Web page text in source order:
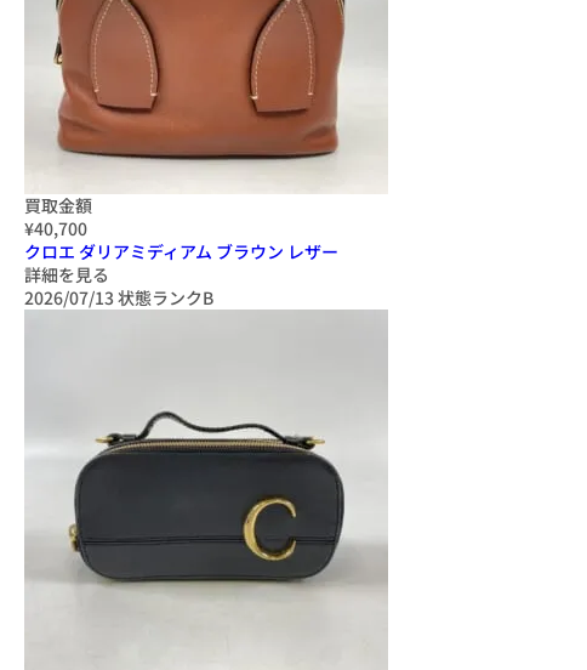
買取金額
¥40,700
クロエ ダリアミディアム ブラウン レザー
詳細を見る
2026/07/13状態ランクB